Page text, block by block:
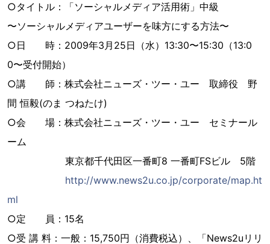
○タイトル：「ソーシャルメディア活用術」中級
〜ソーシャルメディアユーザーを味方にする方法〜
○日 時：2009年3月25日（水）13:30〜15:30（13:0
0〜受付開始）
○講 師：株式会社ニューズ・ツー・ユー 取締役 野
間 恒毅(のま つねたけ)
○会 場：株式会社ニューズ・ツー・ユー セミナール
ーム
東京都千代田区一番町8 一番町FSビル 5階
http://www.news2u.co.jp/corporate/map.ht
ml
○定 員：15名
○受 講 料：一般：15,750円（消費税込）、「News2uリリ